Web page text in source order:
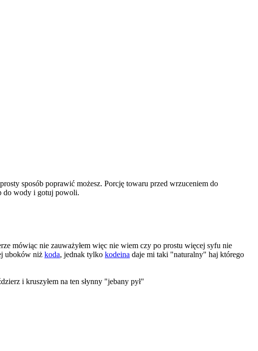
sposób poprawić możesz. Porcję towaru przed wrzuceniem do
do wody i gotuj powoli.
mówiąc nie zauważyłem więc nie wiem czy po prostu więcej syfu nie
uboków niż koda, jednak tylko kodeina daje mi taki "naturalny" haj którego
i kruszyłem na ten słynny "jebany pył"